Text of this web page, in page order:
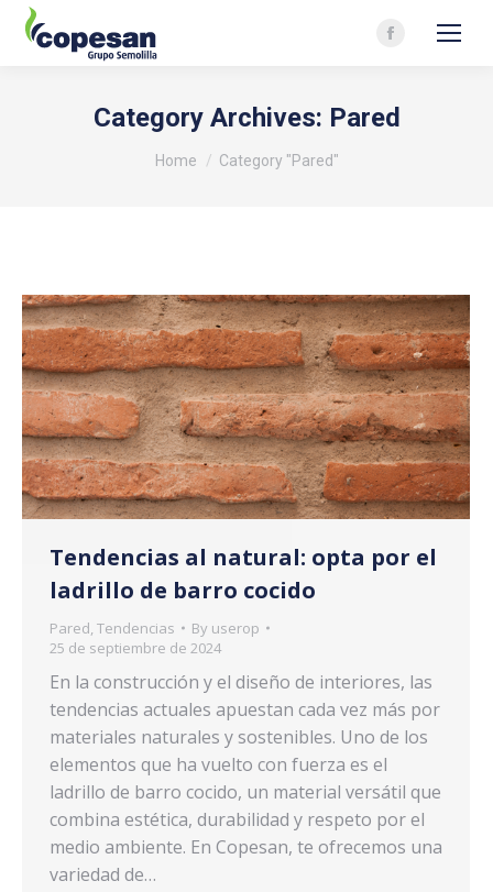
Facebook
opens
in
Category Archives: Pared
You are here:
Home Category "Pared"
Tendencias al natural: opta por el
ladrillo de barro cocido
Pared Tendencias By userop
25 de septiembre de 2024
En la construcción y el diseño de interiores, las
tendencias actuales apuestan cada vez más por
materiales naturales y sostenibles. Uno de los
elementos que ha vuelto con fuerza es el
ladrillo de barro cocido, un material versátil que
combina estética, durabilidad y respeto por el
medio ambiente. En Copesan, te ofrecemos una
variedad de…